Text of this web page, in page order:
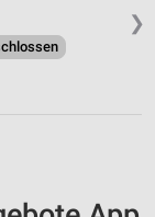
❯